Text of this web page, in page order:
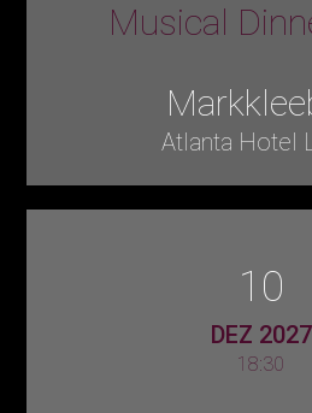
Musical
Atlanta Hotel
10
DEZ 2027
18:30